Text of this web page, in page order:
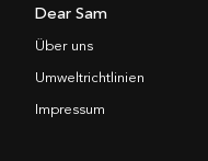
Dear Sam
Über uns
Umweltrichtlinien
Impressum